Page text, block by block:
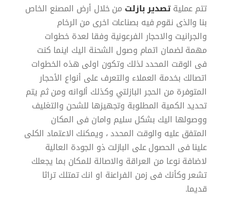
تتم عمليةتصدير بازلت من خلال أرض المصنع الخاص
بنا والذى نقوم فيه بصناعات اخرى من الرخام
والجرانيت والاحجار الفرعونية وفقا لعدة خطوات
مهمة لضمان اتمام وصول الشحنة اليك اينما كنت
فى الوقت المحدد لذلك وتكون اولى هذه الخطوات
اتصالك بخدمة العملاء والتعرف على أنواع الأحجار
المتوفرة من الحجر البازلتي وكذلك ألوانه ومن ثم يتم
تحديد الكمية المطلوبة وتجهيزها للشحن والتغليف
ووصولها اليك بشكل سليم وامان فى المكان
المتفق عليه والوقت المحدد ، ويمكنك الاعتماد الكلى
علينا فى الحصول على البازلت ذو الجودة العالية
لاضافة نوعا من العراقة والاصالة للمكان بما يجعلك
تشعر وكأنك فى زمن الفراعنة او انك تمتلك تراثا
قديما.